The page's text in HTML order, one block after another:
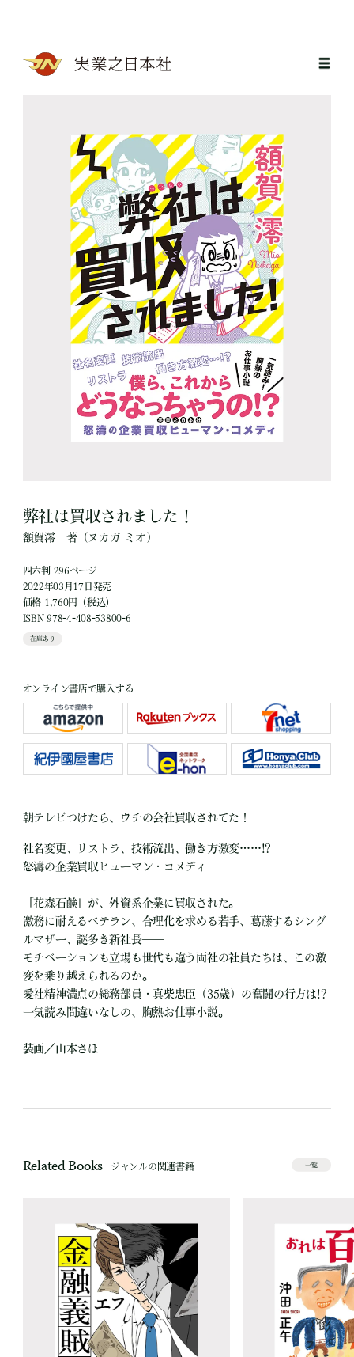
弊社は買収されました！
額賀澪 著（ヌカガ ミオ）
四六判 296ページ
2022年03月17日発売
価格 1,760円（税込）
ISBN 978-4-408-53800-6
在庫あり
オンライン書店で購入する
朝テレビつけたら、ウチの会社買収されてた！
社名変更、リストラ、技術流出、働き方激変……!?
怒濤の企業買収ヒューマン・コメディ
「花森石鹸」が、外資系企業に買収された。
激務に耐えるベテラン、合理化を求める若手、葛藤するシング
ルマザー、謎多き新社長――
モチベーションも立場も世代も違う両社の社員たちは、この激
変を乗り越えられるのか。
愛社精神満点の総務部員・真柴忠臣（35歳）の奮闘の行方は!?
一気読み間違いなしの、胸熱お仕事小説。
装画／山本さほ
Related Books ジャンルの関連書籍 一覧